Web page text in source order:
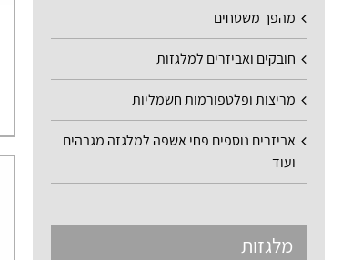
מהפך משטחים
חובקים ואביזרים למלגזות
מריצות ופלטפורמות חשמליות
אביזרים נוספים פחי אשפה למלגזה מגבהים
ועוד
מלגזות